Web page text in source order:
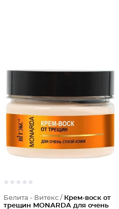
Белита - Витекс / Крем-воск от
трещин MONARDA для очень